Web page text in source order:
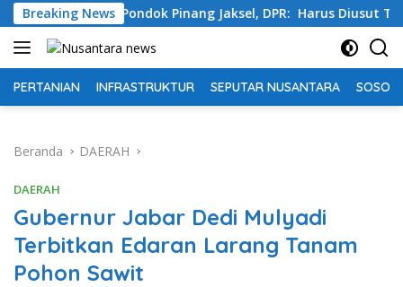
Langsung
ke
konten
Breaking News
Pondok Pinang Jaksel, DPR: Harus Diusut Tuntas
PERTANIAN INFRASTRUKTUR SEPUTAR NUSANTARA SOSOK
Beranda DAERAH
DAERAH
Gubernur Jabar Dedi Mulyadi
Terbitkan Edaran Larang Tanam
Pohon Sawit